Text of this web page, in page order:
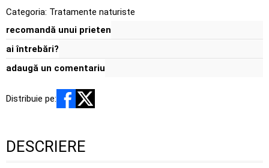
Categoria: Tratamente naturiste
recomandă unui prieten
ai întrebări?
adaugă un comentariu
Distribuie pe:
DESCRIERE